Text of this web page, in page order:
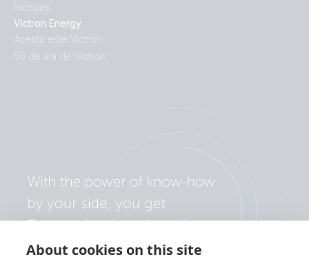
About cookies on this site
Începeți
Victron Energy
Acesta este Victron
50 de ani de Victron